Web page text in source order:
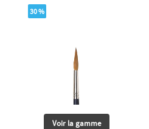
30 %
Voir la gamme